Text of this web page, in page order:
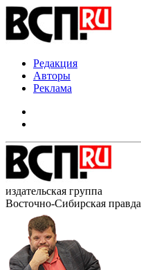
Редакция
Авторы
Реклама
издательская группа
Восточно-Сибирская правда